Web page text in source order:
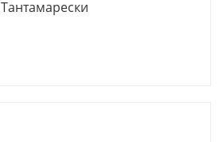
Тантамарески